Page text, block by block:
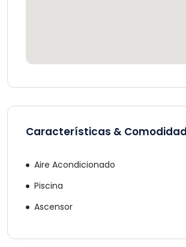
Características &
Aire Acondicionado
Piscina
Ascensor